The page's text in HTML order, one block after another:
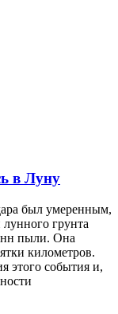
в Луну
был умеренным,
лунного грунта
пыли. Она
километров.
этого события и,